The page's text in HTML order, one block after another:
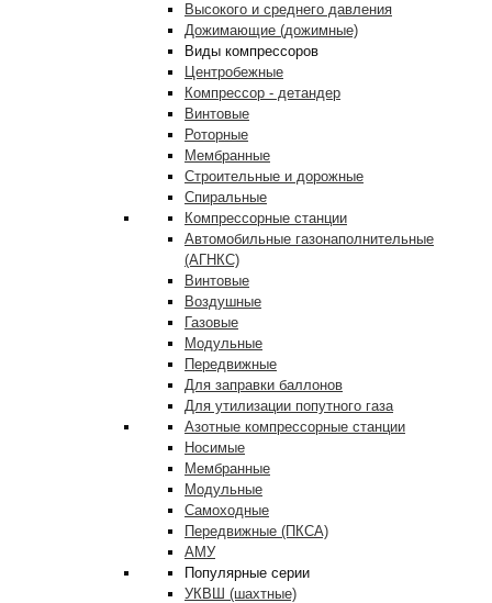
Высокого и среднего давления
Дожимающие (дожимные)
Виды компрессоров
Центробежные
Компрессор - детандер
Винтовые
Роторные
Мембранные
Строительные и дорожные
Спиральные
Компрессорные станции
Автомобильные газонаполнительные
(АГНКС)
Винтовые
Воздушные
Газовые
Модульные
Передвижные
Для заправки баллонов
Для утилизации попутного газа
Азотные компрессорные станции
Носимые
Мембранные
Модульные
Самоходные
Передвижные (ПКСА)
АМУ
Популярные серии
УКВШ (шахтные)